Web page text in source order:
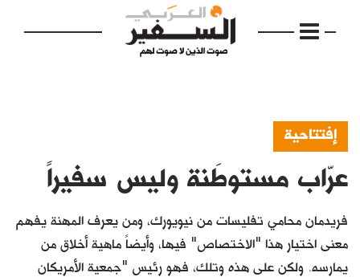
الرئيسية
إفتتاحية
إفتتاحية
عرّاب مستوطَنة وليس سفيراً
فريدمان محامي تفليسات من نيويورك، ومن يعرف المهنة يفهم
معنى اختيار هذا "الاختصاص" فيها، وأيضاً ماهية أخلاق من
يمارسه. ولكن على هذه وتلك، فهو رئيس "جمعية الأمريكان